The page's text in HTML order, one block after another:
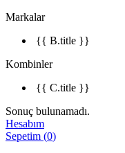
Markalar
{{ B.title }}
Kombinler
{{ C.title }}
Sonuç bulunamadı.
Hesabım
Sepetim (0)